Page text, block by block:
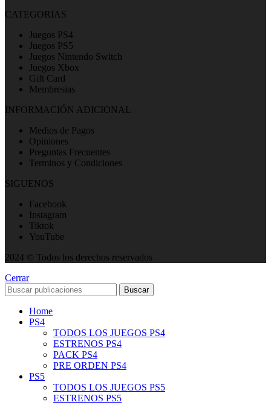
CATEGORIAS
Juegos PS4
Juegos PS5
Juegos Nintendo Switch
Juegos Xbox
Gift Card
Membresias
INFORMACIÓN ADICIONAL
Medios de Pagos
Opiniones
Preguntas Frecuentes
Terminos y Condiciones
SIGUENOS
Facebook
Instagram
Tiktok
YouTube
2024 © Todos los derechos reservados
Cerrar
Buscar
Home
PS4
TODOS LOS JUEGOS PS4
ESTRENOS PS4
PACK PS4
PRE ORDEN PS4
PS5
TODOS LOS JUEGOS PS5
ESTRENOS PS5